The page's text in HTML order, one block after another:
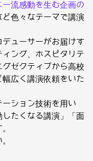
流感動を生む企画の
ど色々なテーマで講演
ューサーがお届けす
ング、ホスピタリテ
ゼクティブから高校
広く講演依頼をいた
ション技術を用い
たくなる講演」「面